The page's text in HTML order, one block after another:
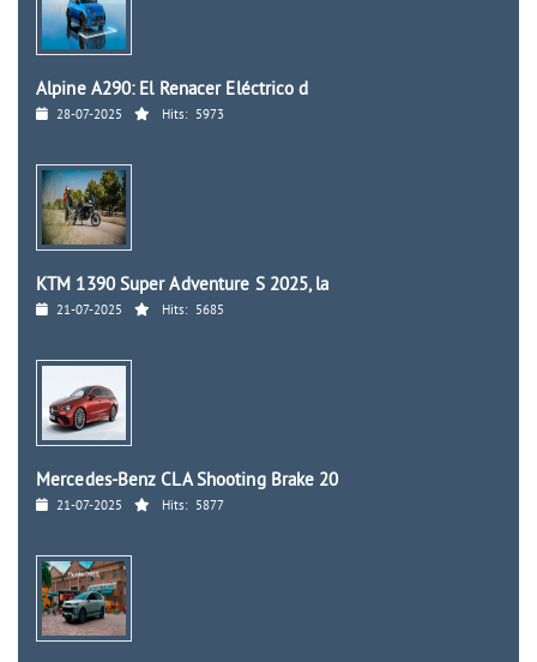
Alpine A290: El Renacer Eléctrico d
28-07-2025 Hits: 5973
KTM 1390 Super Adventure S 2025, la
21-07-2025 Hits: 5685
Mercedes-Benz CLA Shooting Brake 20
21-07-2025 Hits: 5877